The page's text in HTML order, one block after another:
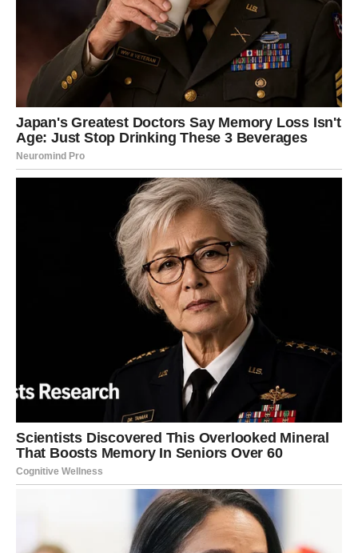
Za slobodne
Moguće je novo poznanstvo kroz razgovor ili društvene
mreže.
Za zauzete
Otvorenost donosi veću povezanost.
Sudbina vam šalje važan znak
Pred vama su zanimljivi trenuci.
Rakovi ulaze u jedan od najljepših ljubavnih perioda.
Naredna 48 sata donose pažnju, nježnost i emotivnu
Za slobodne
Nova osoba mogla bi vas osvojiti iskrenošću.